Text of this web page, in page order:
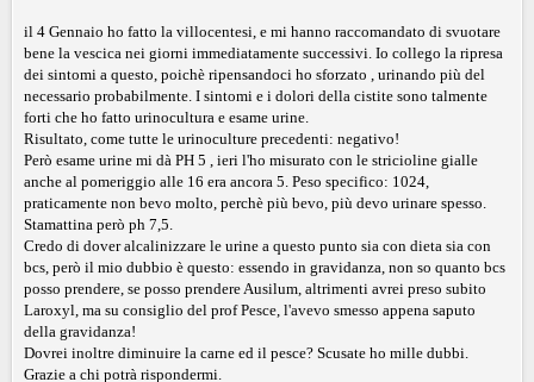
il 4 Gennaio ho fatto la villocentesi, e mi hanno raccomandato di svuotare
bene la vescica nei giorni immediatamente successivi. Io collego la ripresa
dei sintomi a questo, poichè ripensandoci ho sforzato , urinando più del
necessario probabilmente. I sintomi e i dolori della cistite sono talmente
forti che ho fatto urinocultura e esame urine.
Risultato, come tutte le urinoculture precedenti: negativo!
Però esame urine mi dà PH 5 , ieri l'ho misurato con le stricioline gialle
anche al pomeriggio alle 16 era ancora 5. Peso specifico: 1024,
praticamente non bevo molto, perchè più bevo, più devo urinare spesso.
Stamattina però ph 7,5.
Credo di dover alcalinizzare le urine a questo punto sia con dieta sia con
bcs, però il mio dubbio è questo: essendo in gravidanza, non so quanto bcs
posso prendere, se posso prendere Ausilum, altrimenti avrei preso subito
Laroxyl, ma su consiglio del prof Pesce, l'avevo smesso appena saputo
della gravidanza!
Dovrei inoltre diminuire la carne ed il pesce? Scusate ho mille dubbi.
Grazie a chi potrà rispondermi.